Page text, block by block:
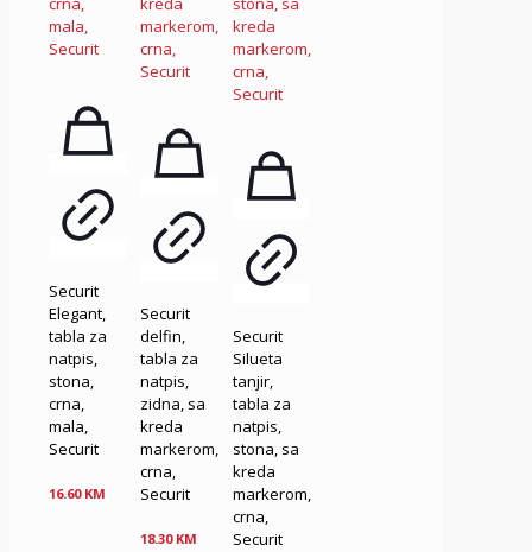
Securit
Elegant,
tabla za
natpis,
stona,
crna,
mala,
Securit
16.60 KM
Securit
delfin,
tabla za
natpis,
zidna, sa
kreda
markerom,
crna,
Securit
18.30 KM
Securit
Silueta
tanjir,
tabla za
natpis,
stona, sa
kreda
markerom,
crna,
Securit